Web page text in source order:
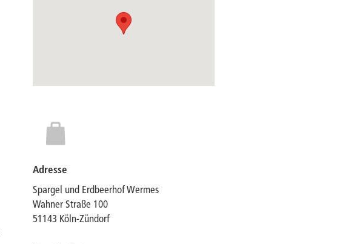
Adresse
Spargel und Erdbeerhof Wermes
Wahner Straße 100
51143 Köln-Zündorf